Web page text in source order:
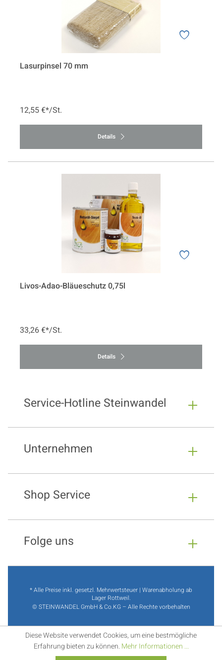
Lasurpinsel 70 mm
12,55 €*/St.
Details
Livos-Adao-Bläueschutz 0,75l
33,26 €*/St.
Details
Service-Hotline Steinwandel
Unternehmen
Shop Service
Folge uns
* Alle Preise inkl. gesetzl. Mehrwertsteuer | Warenabholung ab
Lager Rottweil.
© STEINWANDEL GmbH & Co.KG – Alle Rechte vorbehalten
Diese Website verwendet Cookies, um eine bestmögliche
Erfahrung bieten zu können. Mehr Informationen ...